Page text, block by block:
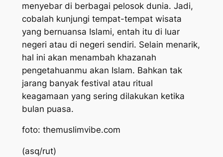
menyebar di berbagai pelosok dunia. Jadi,
cobalah kunjungi tempat-tempat wisata
yang bernuansa Islami, entah itu di luar
negeri atau di negeri sendiri. Selain menarik,
hal ini akan menambah khazanah
pengetahuanmu akan Islam. Bahkan tak
jarang banyak festival atau ritual
keagamaan yang sering dilakukan ketika
bulan puasa.
foto: themuslimvibe.com
(asq/rut)